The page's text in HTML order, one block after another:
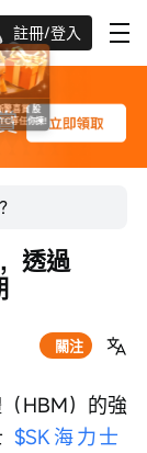
註冊/登入
等任你揀!
關注
透過
HBM）的強
$SK海力士